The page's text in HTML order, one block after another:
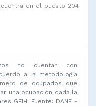
en el puesto 204
no cuentan con
a la metodología
de ocupados que
una ocupación dada la
GEIH. Fuente: DANE -